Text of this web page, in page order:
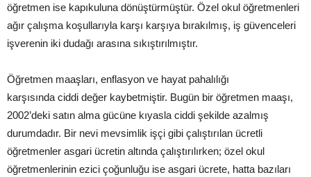
öğretmen ise kapıkuluna dönüştürmüştür. Özel okul öğretmenleri
ağır çalışma koşullarıyla karşı karşıya bırakılmış, iş güvenceleri
işverenin iki dudağı arasına sıkıştırılmıştır.
Öğretmen maaşları, enflasyon ve hayat pahalılığı
karşısında ciddi değer kaybetmiştir. Bugün bir öğretmen maaşı,
2002’deki satın alma gücüne kıyasla ciddi şekilde azalmış
durumdadır. Bir nevi mevsimlik işçi gibi çalıştırılan ücretli
öğretmenler asgari ücretin altında çalıştırılırken; özel okul
öğretmenlerinin ezici çoğunluğu ise asgari ücrete, hatta bazıları